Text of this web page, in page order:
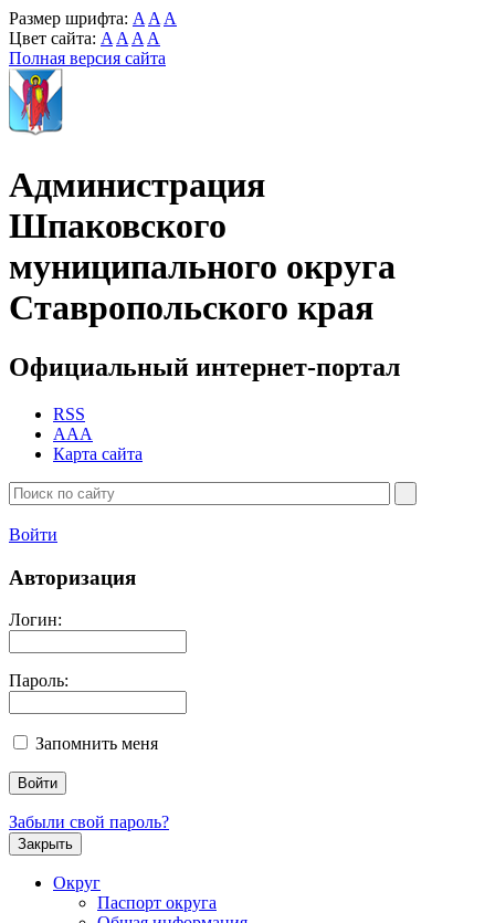
Размер шрифта: A A A
Цвет сайта: A A A A
Полная версия сайта
Администрация
Шпаковского
муниципального округа
Ставропольского края
Официальный интернет-портал
RSS
AAA
Карта сайта
Войти
Авторизация
Логин:
Пароль:
Запомнить меня
Забыли свой пароль?
Закрыть
Округ
Паспорт округа